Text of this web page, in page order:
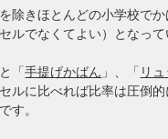
除きほとんどの小学校で
ルでなくてよい）となって
「手提げかばん 」、「 リ
ルに比べれば比率は圧倒
す。